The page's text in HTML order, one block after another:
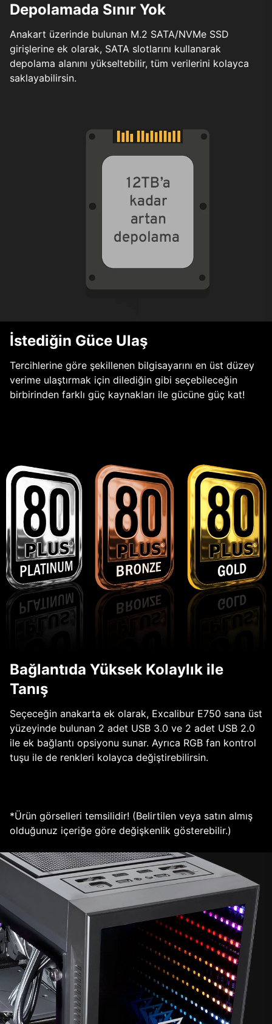
Depolamada Sınır Yok
Anakart üzerinde bulunan M.2 SATA/NVMe SSD
girişlerine ek olarak, SATA slotlarını kullanarak
depolama alanını yükseltebilir, tüm verilerini kolayca
saklayabilirsin.
İstediğin Güce Ulaş
Tercihlerine göre şekillenen bilgisayarını en üst düzey
verime ulaştırmak için dilediğin gibi seçebileceğin
birbirinden farklı güç kaynakları ile gücüne güç kat!
Bağlantıda Yüksek Kolaylık ile
Tanış
Seçeceğin anakarta ek olarak, Excalibur E750 sana üst
yüzeyinde bulunan 2 adet USB 3.0 ve 2 adet USB 2.0
ile ek bağlantı opsiyonu sunar. Ayrıca RGB fan kontrol
tuşu ile de renkleri kolayca değiştirebilirsin.
*Ürün görselleri temsilidir! (Belirtilen veya satın almış
olduğunuz içeriğe göre değişkenlik gösterebilir.)